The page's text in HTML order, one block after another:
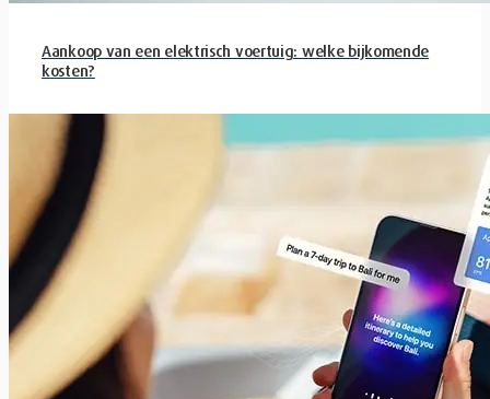
Aankoop van een elektrisch voertuig: welke bijkomende
kosten?